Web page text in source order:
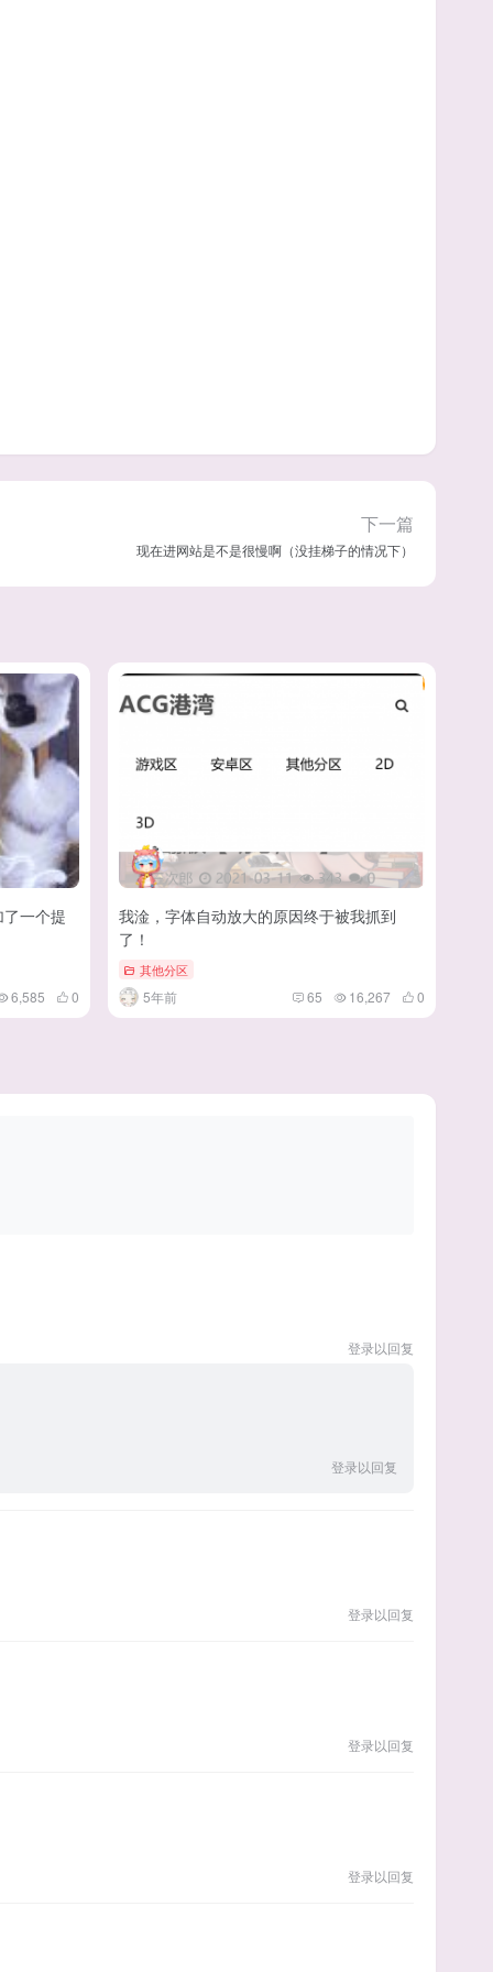
下一篇
现在进网站是不是很慢啊（没挂梯子的情况下）
一个提
6,585 0
我淦，字体自动放大的原因终于被我抓到
了！
其他分区
5年前 65 16,267 0
登录以回复
登录以回复
登录以回复
登录以回复
登录以回复